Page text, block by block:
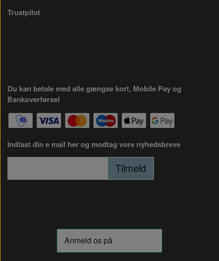
Trustpilot
Du kan betale med alle gængse kort, Mobile Pay og
Bankoverførsel
Indtast din e mail her og modtag vore nyhedsbreve
Tilmeld